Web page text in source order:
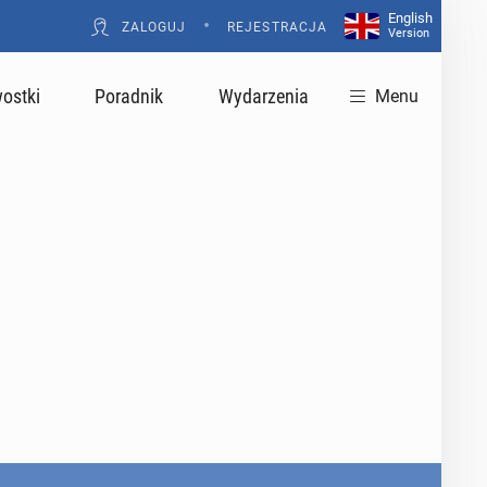
ZALOGUJ • REJESTRACJA
English
Version
Poradnik Wydarzenia Menu